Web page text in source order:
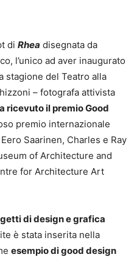
di Rhea disegnata da
l’unico ad aver inaugurato
stagione del Teatro alla
– fotografa attivista
ricevuto il premio Good
premio internazionale
Saarinen, Charles e Ray
of Architecture and
for Architecture Art
di design e grafica
è stata inserita nella
esempio di good design